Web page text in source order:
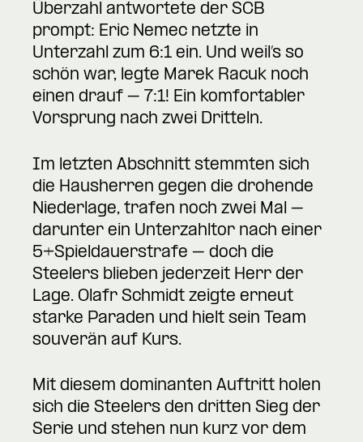
Überzahl antwortete der SCB
prompt: Eric Nemec netzte in
Unterzahl zum 6:1 ein. Und weil’s so
schön war, legte Marek Racuk noch
einen drauf – 7:1! Ein komfortabler
Vorsprung nach zwei Dritteln.
Im letzten Abschnitt stemmten sich
die Hausherren gegen die drohende
Niederlage, trafen noch zwei Mal –
darunter ein Unterzahltor nach einer
5+Spieldauerstrafe – doch die
Steelers blieben jederzeit Herr der
Lage. Olafr Schmidt zeigte erneut
starke Paraden und hielt sein Team
souverän auf Kurs.
Mit diesem dominanten Auftritt holen
sich die Steelers den dritten Sieg der
Serie und stehen nun kurz vor dem